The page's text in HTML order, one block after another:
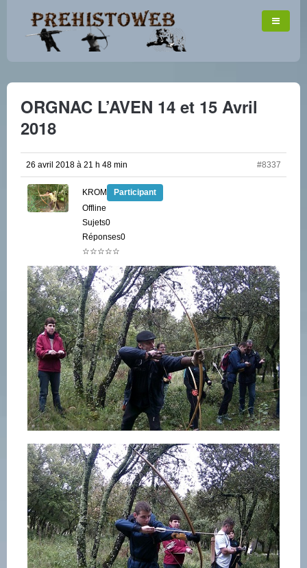
ORGNAC L’AVEN 14 et 15 Avril
2018
26 avril 2018 à 21 h 48 min #8337
KROM
Participant
Offline
Sujets0
Réponses0
☆☆☆☆☆